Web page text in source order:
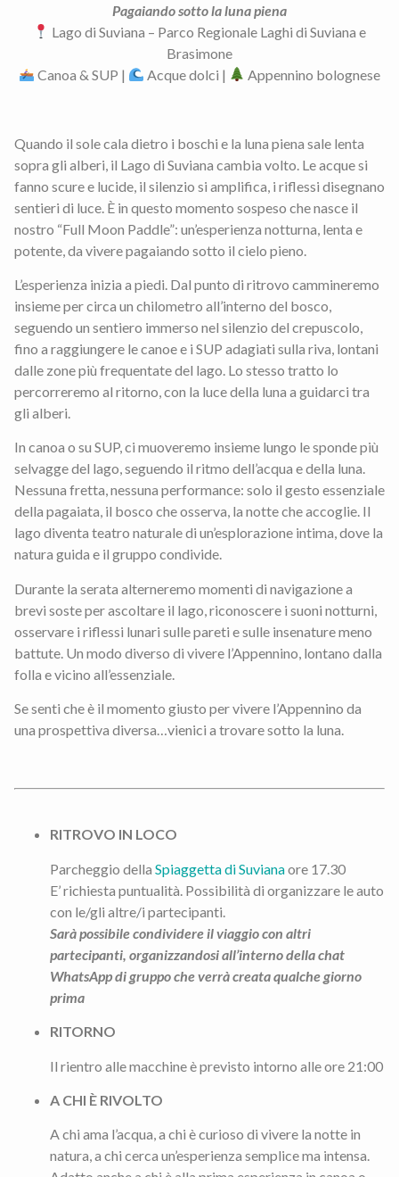
Pagaiando sotto la luna piena
Lago di Suviana – Parco Regionale Laghi di Suviana e
Brasimone
Canoa & SUP |
Acque dolci | Appennino bolognese
Quando il sole cala dietro i boschi e la luna piena sale lenta
sopra gli alberi, il Lago di Suviana cambia volto. Le acque si
fanno scure e lucide, il silenzio si amplifica, i riflessi disegnano
sentieri di luce. È in questo momento sospeso che nasce il
nostro “Full Moon Paddle”: un’esperienza notturna, lenta e
potente, da vivere pagaiando sotto il cielo pieno.
L’esperienza inizia a piedi. Dal punto di ritrovo cammineremo
insieme per circa un chilometro all’interno del bosco,
seguendo un sentiero immerso nel silenzio del crepuscolo,
fino a raggiungere le canoe e i SUP adagiati sulla riva, lontani
dalle zone più frequentate del lago. Lo stesso tratto lo
percorreremo al ritorno, con la luce della luna a guidarci tra
gli alberi.
In canoa o su SUP, ci muoveremo insieme lungo le sponde più
selvagge del lago, seguendo il ritmo dell’acqua e della luna.
Nessuna fretta, nessuna performance: solo il gesto essenziale
della pagaiata, il bosco che osserva, la notte che accoglie. Il
lago diventa teatro naturale di un’esplorazione intima, dove la
natura guida e il gruppo condivide.
Durante la serata alterneremo momenti di navigazione a
brevi soste per ascoltare il lago, riconoscere i suoni notturni,
osservare i riflessi lunari sulle pareti e sulle insenature meno
battute. Un modo diverso di vivere l’Appennino, lontano dalla
folla e vicino all’essenziale.
Se senti che è il momento giusto per vivere l’Appennino da
una prospettiva diversa…vienici a trovare sotto la luna.
RITROVO IN LOCO
Parcheggio della Spiaggetta di Suvianaore 17.30
E’ richiesta puntualità. Possibilità di organizzare le auto
con le/gli altre/i partecipanti.
Sarà possibile condividere il viaggio con altri
partecipanti, organizzandosi all’interno della chat
WhatsApp di gruppo che verrà creata qualche giorno
prima
RITORNO
Il rientro alle macchine è previsto intorno alle ore 21:00
A CHI È RIVOLTO
A chi ama l’acqua, a chi è curioso di vivere la notte in
natura, a chi cerca un’esperienza semplice ma intensa.